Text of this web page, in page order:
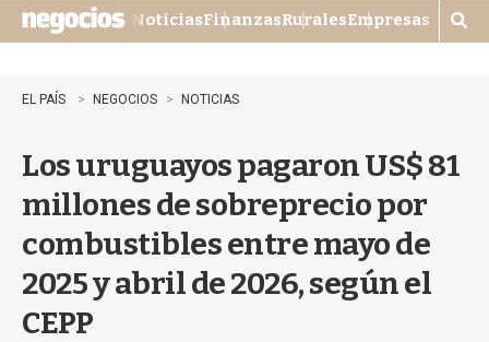
n
u
NoticiasFinanzasRuralesEmpresas
M
o
b
EL PAÍS NEGOCIOS NOTICIAS
Los uruguayos pagaron US$ 81
millones de sobreprecio por
combustibles entre mayo de
2025 y abril de 2026, según el
CEPP